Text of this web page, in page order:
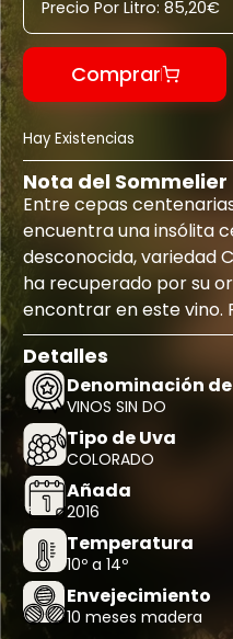
Precio Por Litro: 85,20€
Comprar
Hay Existencias
Nota del Sommelier
Entre cepas
encuentra una insólita
desconocida, variedad
ha recuperado por su
encontrar en este vino.
Detalles
Denominación
VINOS SIN DO
Tipo de Uva
COLORADO
Añada
2016
Temperatura
10º a 14º
Envejecimiento
10 meses madera